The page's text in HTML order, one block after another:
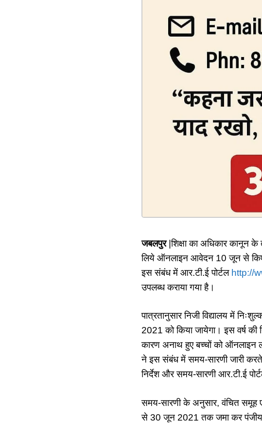
जबलपुर|शिक्षा का अधिकार कानून
लिये ऑनलाइन आवेदन 10 जून से किए
इस संबंध में आर.टी.ई पोर्टल http://
उपलब्ध कराया गया है।
पात्रतानुसार निजी विद्यालय में
2021 को किया जायेगा। इस वर्ष की
कारण अनाथ हुए बच्चों को ऑनलाइन
ने इस संबंध में समय-सारणी जारी करते
निर्देश और समय-सारणी आर.टी.ई
समय-सारणी के अनुसार, वंचित समूह
से 30 जून 2021 तक जमा कर